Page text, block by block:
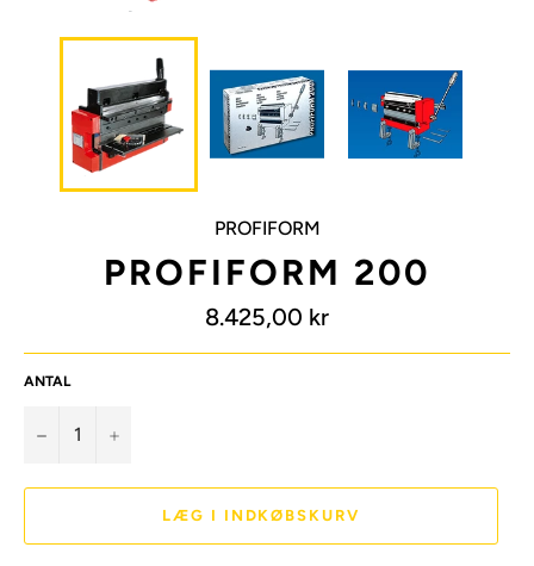
PROFIFORM
PROFIFORM 200
Normalpris
8.425,00 kr
ANTAL
− +
LÆG I INDKØBSKURV